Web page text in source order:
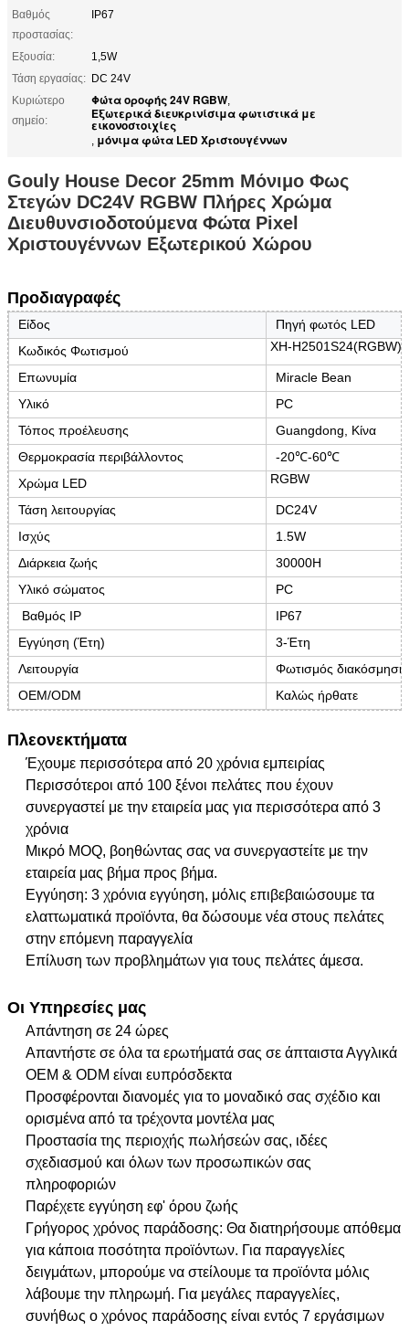
Βαθμός
προστασίας:
IP67
Εξουσία:
1,5W
Τάση εργασίας: DC 24V
Κυριώτερο
σημείο:
Φώτα οροφής 24V RGBW,
Εξωτερικά διευκρινίσιμα φωτιστικά με
εικονοστοιχίες
, μόνιμα φώτα LED Χριστουγέννων
Gouly House Decor 25mm Μόνιμο Φως
Στεγών DC24V RGBW Πλήρες Χρώμα
Διευθυνσιοδοτούμενα Φώτα Pixel
Χριστουγέννων Εξωτερικού Χώρου
Προδιαγραφές
Είδος
Πηγή φωτός LED
Κωδικός Φωτισμού
XH-H2501S24(RGBW)
Επωνυμία
Miracle Bean
Υλικό
PC
Τόπος προέλευσης
Guangdong, Κίνα
Θερμοκρασία περιβάλλοντος
-20℃-60℃
Χρώμα LED
RGBW
Τάση λειτουργίας
DC24V
Ισχύς
1.5W
Διάρκεια ζωής
30000H
Υλικό σώματος
PC
Βαθμός IP
IP67
Εγγύηση (Έτη)
3-Έτη
Λειτουργία
Φωτισμός
OEM/ODM
Καλώς ήρθατε
Πλεονεκτήματα
Έχουμε περισσότερα από 20 χρόνια εμπειρίας
Περισσότεροι από 100 ξένοι πελάτες που έχουν
συνεργαστεί με την εταιρεία μας για περισσότερα από 3
χρόνια
Μικρό MOQ, βοηθώντας σας να συνεργαστείτε με την
εταιρεία μας βήμα προς βήμα.
Εγγύηση: 3 χρόνια εγγύηση, μόλις επιβεβαιώσουμε τα
ελαττωματικά προϊόντα, θα δώσουμε νέα στους πελάτες
στην επόμενη παραγγελία
Επίλυση των προβλημάτων για τους πελάτες άμεσα.
Οι Υπηρεσίες μας
Απάντηση σε 24 ώρες
Απαντήστε σε όλα τα ερωτήματά σας σε άπταιστα Αγγλικά
OEM & ODM είναι ευπρόσδεκτα
Προσφέρονται διανομές για το μοναδικό σας σχέδιο και
ορισμένα από τα τρέχοντα μοντέλα μας
Προστασία της περιοχής πωλήσεών σας, ιδέες
σχεδιασμού και όλων των προσωπικών σας
πληροφοριών
Παρέχετε εγγύηση εφ' όρου ζωής
Γρήγορος χρόνος παράδοσης: Θα διατηρήσουμε απόθεμα
για κάποια ποσότητα προϊόντων. Για παραγγελίες
δειγμάτων, μπορούμε να στείλουμε τα προϊόντα μόλις
λάβουμε την πληρωμή. Για μεγάλες παραγγελίες,
συνήθως ο χρόνος παράδοσης είναι εντός 7 εργάσιμων